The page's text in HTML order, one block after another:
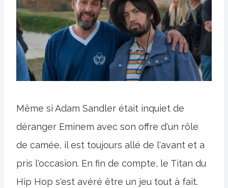
Même si Adam Sandler était inquiet de
déranger Eminem avec son offre d'un rôle
de camée, il est toujours allé de l'avant et a
pris l'occasion. En fin de compte, le Titan du
Hip Hop s'est avéré être un jeu tout à fait.